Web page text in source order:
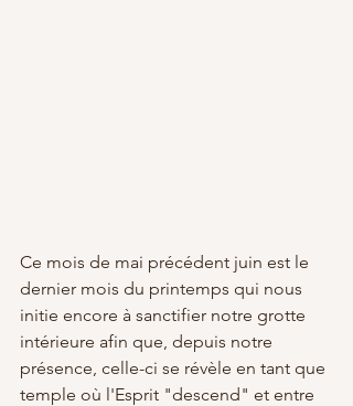
Ce mois de mai précédent juin est le
dernier mois du printemps qui nous
initie encore à sanctifier notre grotte
intérieure afin que, depuis notre
présence, celle-ci se révèle en tant que
temple où l'Esprit "descend" et entre